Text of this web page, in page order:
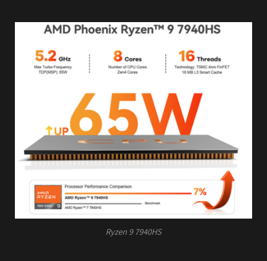
Ryzen 9 7940HS